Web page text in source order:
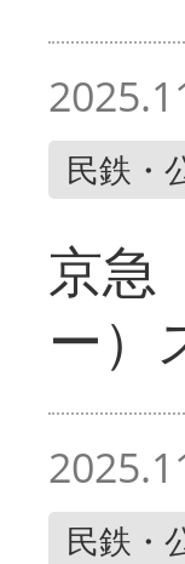
民鉄・
京
ー）
民鉄・